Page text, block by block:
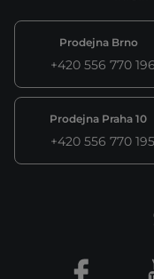
Prodejna Brno
+420 556 770 196
Prodejna Praha 10
+420 556 770 195